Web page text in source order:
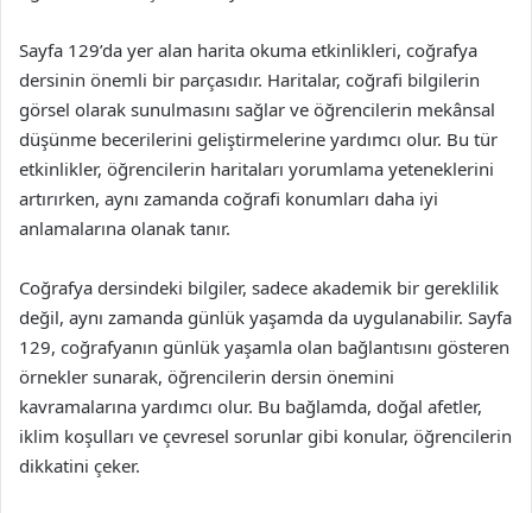
Sayfa 129’da yer alan harita okuma etkinlikleri, coğrafya
dersinin önemli bir parçasıdır. Haritalar, coğrafi bilgilerin
görsel olarak sunulmasını sağlar ve öğrencilerin mekânsal
düşünme becerilerini geliştirmelerine yardımcı olur. Bu tür
etkinlikler, öğrencilerin haritaları yorumlama yeteneklerini
artırırken, aynı zamanda coğrafi konumları daha iyi
anlamalarına olanak tanır.
Coğrafya dersindeki bilgiler, sadece akademik bir gereklilik
değil, aynı zamanda günlük yaşamda da uygulanabilir. Sayfa
129, coğrafyanın günlük yaşamla olan bağlantısını gösteren
örnekler sunarak, öğrencilerin dersin önemini
kavramalarına yardımcı olur. Bu bağlamda, doğal afetler,
iklim koşulları ve çevresel sorunlar gibi konular, öğrencilerin
dikkatini çeker.